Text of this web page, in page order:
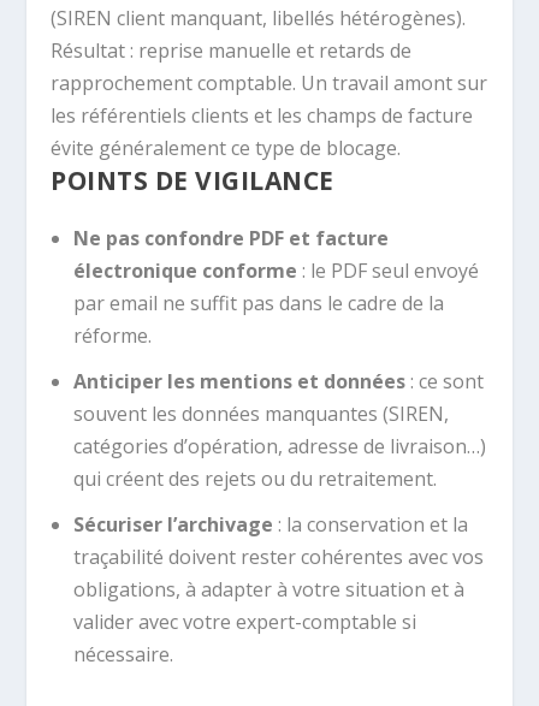
(SIREN client manquant, libellés hétérogènes).
Résultat : reprise manuelle et retards de
rapprochement comptable. Un travail amont sur
les référentiels clients et les champs de facture
évite généralement ce type de blocage.
POINTS DE VIGILANCE
Ne pas confondre PDF et facture
électronique conforme : le PDF seul envoyé
par email ne suffit pas dans le cadre de la
réforme.
Anticiper les mentions et données: ce sont
souvent les données manquantes (SIREN,
catégories d’opération, adresse de livraison…)
qui créent des rejets ou du retraitement.
Sécuriser l’archivage : la conservation et la
traçabilité doivent rester cohérentes avec vos
obligations, à adapter à votre situation et à
valider avec votre expert-comptable si
nécessaire.